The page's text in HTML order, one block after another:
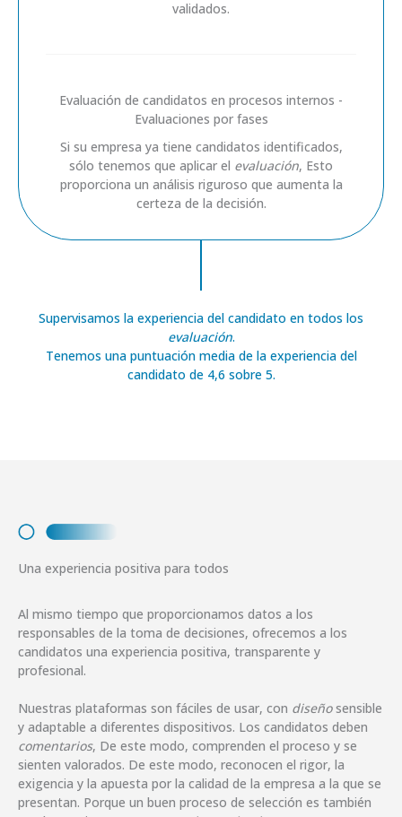
validados.
Evaluación de candidatos en procesos internos -
Evaluaciones por fases
Si su empresa ya tiene candidatos identificados,
sólo tenemos que aplicar el evaluación, Esto
proporciona un análisis riguroso que aumenta la
certeza de la decisión.
Supervisamos la experiencia del candidato en todos los
evaluación.
Tenemos una puntuación media de la experiencia del
candidato de 4,6 sobre 5.
Una experiencia positiva para todos
Al mismo tiempo que proporcionamos datos a los
responsables de la toma de decisiones, ofrecemos a los
candidatos una experiencia positiva, transparente y
profesional.
Nuestras plataformas son fáciles de usar, con diseñosensible
y adaptable a diferentes dispositivos. Los candidatos deben
comentarios, De este modo, comprenden el proceso y se
sienten valorados. De este modo, reconocen el rigor, la
exigencia y la apuesta por la calidad de la empresa a la que se
presentan. Porque un buen proceso de selección es también